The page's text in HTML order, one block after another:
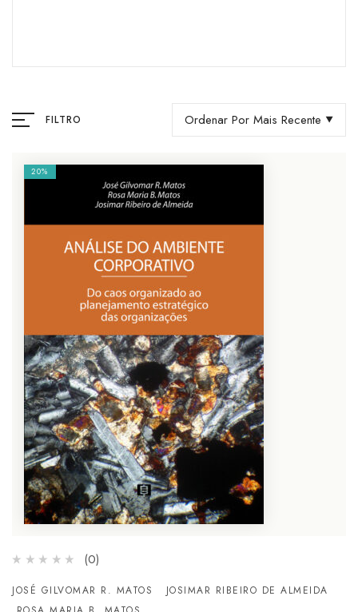
FILTRO Ordenar Por Mais Recente
20%
(0)
JOSÉ GILVOMAR R. MATOS
JOSIMAR RIBEIRO DE ALMEIDA